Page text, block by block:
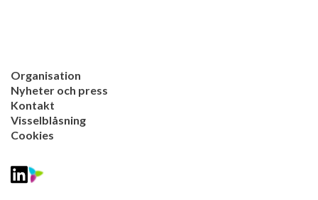
Organisation
Nyheter och press
Kontakt
Visselblåsning
Cookies